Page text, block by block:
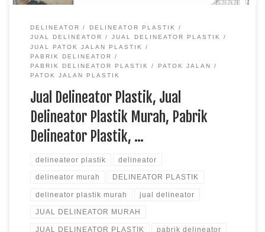
DELINEATOR
DELINEATOR PLASTIK
JUAL DELINEATOR
JUAL DELINEATOR PLASTIK
JUAL PATOK JALAN PLASTIK
PABRIK DELINEATOR
PABRIK DELINEATOR PLASTIK
PATOK JALAN
PATOK JALAN PLASTIK
Jual Delineator Plastik, Jual
Delineator Plastik Murah, Pabrik
Delineator Plastik, …
delineateor plastik delineator
delineator murah DELINEATOR PLASTIK
delineator plastik murah jual delineator
JUAL DELINEATOR MURAH
JUAL DELINEATOR PLASTIK pabrik delineator